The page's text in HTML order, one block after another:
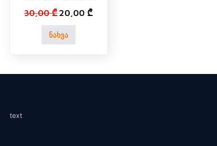
30,00₾ Original price was: 30,00 ₾.
20,00 ₾Current price is: 20,00 ₾.
ნახვა
text